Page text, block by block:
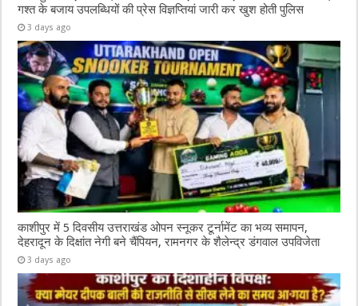
गश्त के बजाय उपलब्धियों की प्रेस विज्ञप्तियां जारी कर खुश होती पुलिस
3 days ago
काशीपुर में 5 दिवसीय उत्तराखंड ओपन स्नूकर टूर्नामेंट का भव्य समापन,
देहरादून के दिक्षांत नेगी बने चैंपियन, रामनगर के शैलेन्द्र डंगवाल उपविजेता
3 days ago